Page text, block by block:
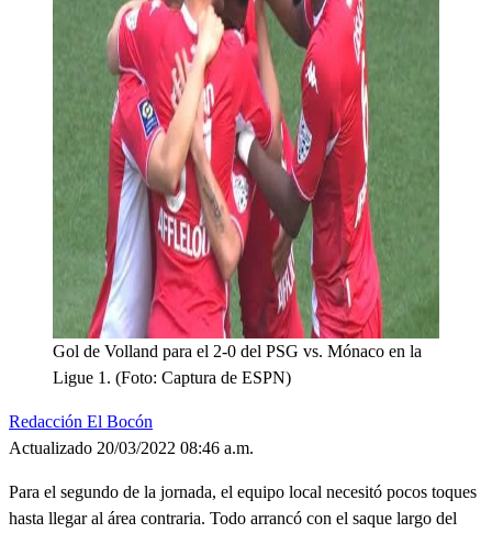
Gol de Volland para el 2-0 del PSG vs. Mónaco en la
Ligue 1. (Foto: Captura de ESPN)
Redacción El Bocón
Actualizado 20/03/2022 08:46 a.m.
Para el segundo de la jornada, el equipo local necesitó pocos toques
hasta llegar al área contraria. Todo arrancó con el saque largo del